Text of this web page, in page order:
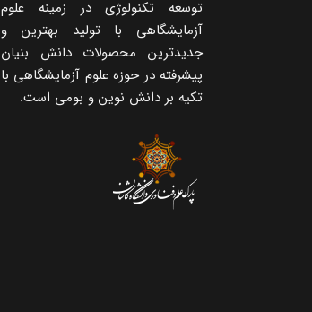
توسعه تکنولوژی در زمینه علوم
آزمایشگاهی با تولید بهترین و
جدیدترین محصولات دانش بنیان
پیشرفته در حوزه علوم آزمایشگاهی با
تکیه ‌بر دانش نوین و بومی است.